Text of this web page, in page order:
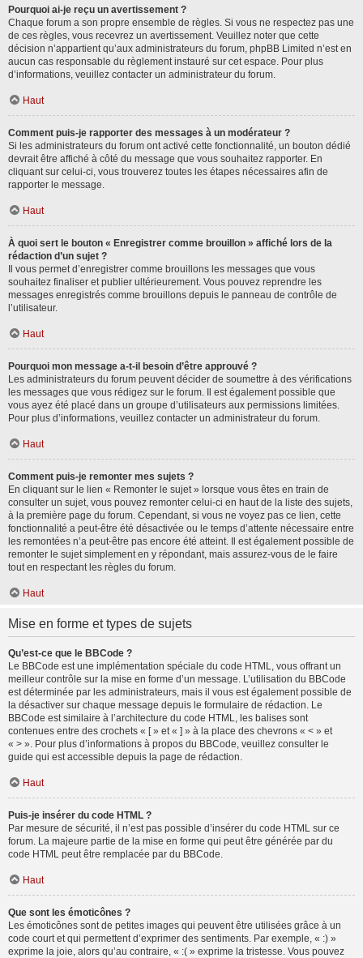
Pourquoi ai-je reçu un avertissement ?
Chaque forum a son propre ensemble de règles. Si vous ne respectez pas une
de ces règles, vous recevrez un avertissement. Veuillez noter que cette
décision n’appartient qu’aux administrateurs du forum, phpBB Limited n’est en
aucun cas responsable du règlement instauré sur cet espace. Pour plus
d’informations, veuillez contacter un administrateur du forum.
Haut
Comment puis-je rapporter des messages à un modérateur ?
Si les administrateurs du forum ont activé cette fonctionnalité, un bouton dédié
devrait être affiché à côté du message que vous souhaitez rapporter. En
cliquant sur celui-ci, vous trouverez toutes les étapes nécessaires afin de
rapporter le message.
Haut
À quoi sert le bouton « Enregistrer comme brouillon » affiché lors de la
rédaction d’un sujet ?
Il vous permet d’enregistrer comme brouillons les messages que vous
souhaitez finaliser et publier ultérieurement. Vous pouvez reprendre les
messages enregistrés comme brouillons depuis le panneau de contrôle de
l’utilisateur.
Haut
Pourquoi mon message a-t-il besoin d’être approuvé ?
Les administrateurs du forum peuvent décider de soumettre à des vérifications
les messages que vous rédigez sur le forum. Il est également possible que
vous ayez été placé dans un groupe d’utilisateurs aux permissions limitées.
Pour plus d’informations, veuillez contacter un administrateur du forum.
Haut
Comment puis-je remonter mes sujets ?
En cliquant sur le lien « Remonter le sujet » lorsque vous êtes en train de
consulter un sujet, vous pouvez remonter celui-ci en haut de la liste des sujets,
à la première page du forum. Cependant, si vous ne voyez pas ce lien, cette
fonctionnalité a peut-être été désactivée ou le temps d’attente nécessaire entre
les remontées n’a peut-être pas encore été atteint. Il est également possible de
remonter le sujet simplement en y répondant, mais assurez-vous de le faire
tout en respectant les règles du forum.
Haut
Mise en forme et types de sujets
Qu’est-ce que le BBCode ?
Le BBCode est une implémentation spéciale du code HTML, vous offrant un
meilleur contrôle sur la mise en forme d’un message. L’utilisation du BBCode
est déterminée par les administrateurs, mais il vous est également possible de
la désactiver sur chaque message depuis le formulaire de rédaction. Le
BBCode est similaire à l’architecture du code HTML, les balises sont
contenues entre des crochets « [ » et « ] » à la place des chevrons « < » et
« > ». Pour plus d’informations à propos du BBCode, veuillez consulter le
guide qui est accessible depuis la page de rédaction.
Haut
Puis-je insérer du code HTML ?
Par mesure de sécurité, il n’est pas possible d’insérer du code HTML sur ce
forum. La majeure partie de la mise en forme qui peut être générée par du
code HTML peut être remplacée par du BBCode.
Haut
Que sont les émoticônes ?
Les émoticônes sont de petites images qui peuvent être utilisées grâce à un
code court et qui permettent d’exprimer des sentiments. Par exemple, « :) »
exprime la joie, alors qu’au contraire, « :( » exprime la tristesse. Vous pouvez